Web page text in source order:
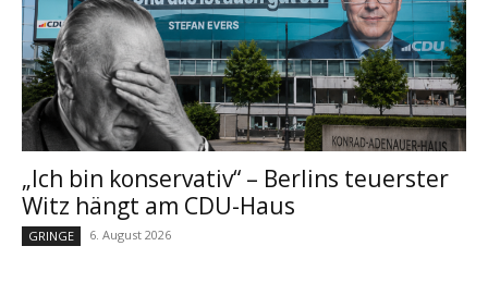
„Ich bin konservativ“ – Berlins teuerster
Witz hängt am CDU-Haus
GRINGE 6. August 2026